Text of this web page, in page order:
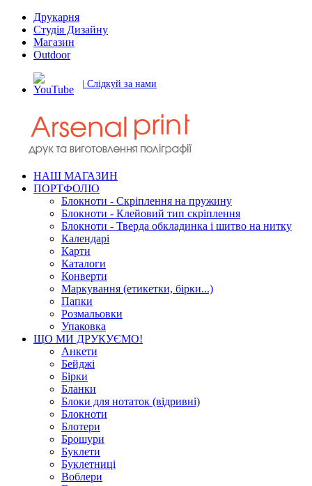
Друкарня
Студія Дизайну
Магазин
Outdoor
| Слідкуй за нами
НАШ МАГАЗИН
ПОРТФОЛІО
Блокноти - Скріплення на пружину
Блокноти - Клейовий тип скріплення
Блокноти - Тверда обкладинка і шитво на нитку
Календарі
Карти
Каталоги
Конверти
Маркування (етикетки, бірки...)
Папки
Розмальовки
Упаковка
ЩО МИ ДРУКУЄМО!
Анкети
Бейджі
Бірки
Бланки
Блоки для нотаток (відривні)
Блокноти
Блотери
Брошури
Буклети
Буклетниці
Воблери